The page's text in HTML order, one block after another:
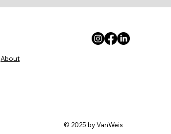
About
© 2025 by VanWeis